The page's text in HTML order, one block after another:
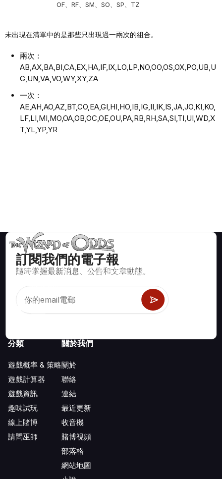
OF、RF、SM、SO、SP、TZ
未出現在清單中的是那些只出現過一兩次的組合。
兩次：
AB,AX,BA,BI,CA,EX,HA,IF,IX,LO,LP,NO,OO,OS,OX,PO,UB,U
G,UN,VA,VO,WY,XY,ZA
一次：
AE,AH,AO,AZ,BT,CO,EA,GI,HI,HO,IB,IG,II,IK,IS,JA,JO,KI,KO,
LF,LI,MI,MO,OA,OB,OC,OE,OU,PA,RB,RH,SA,SI,TI,UI,WD,X
T,YL,YP,YR
訂閱我們的電子報
隨時掌握最新消息、公告和文章動態。
賭場遊戲如二十一點、骰寶、輪盤及數百種其他可玩遊戲的數學
分類
遊戲概率 & 策略
遊戲計算器
遊戲資訊
趣味試玩
線上賭博
請問巫師
關於我們
關於
聯絡
連結
最近更新
收音機
賭博視頻
部落格
網站地圖